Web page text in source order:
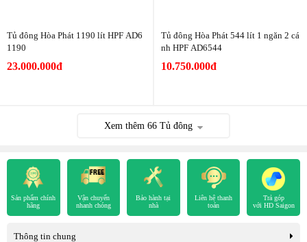
Tủ đông Hòa Phát 1190 lít HPF AD6
1190
23.000.000đ
Tủ đông Hòa Phát 544 lít 1 ngăn 2 cá
nh HPF AD6544
10.750.000đ
Xem thêm 66 Tủ đông
Sản phẩm chính
hãng
Vận chuyển
nhanh chóng
Bảo hành tại
nhà
Liên hệ thanh
toán
Trả góp
với HD Saigon
Thông tin chung